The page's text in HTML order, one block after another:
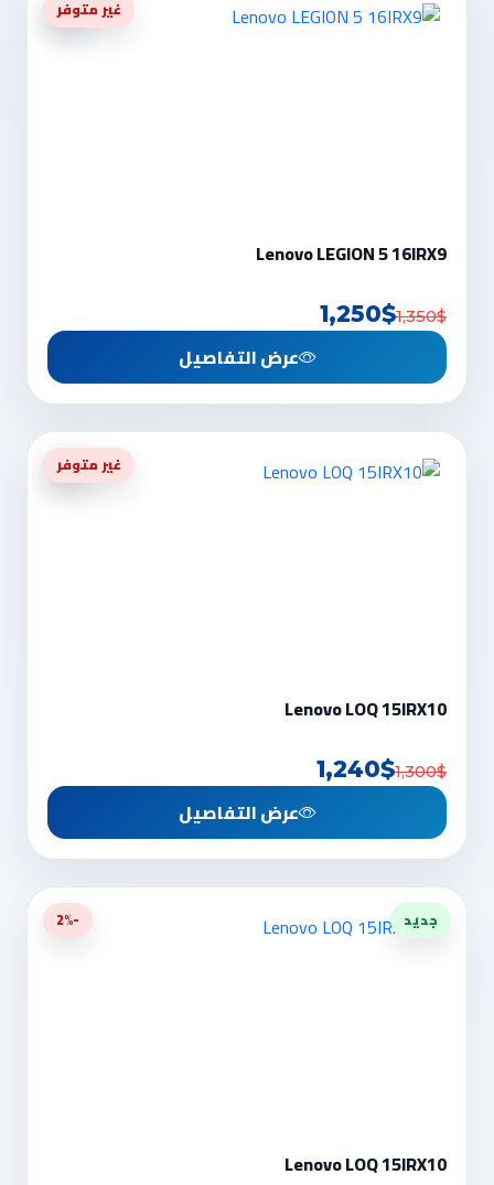
-7%
غير متوفر
Lenovo LEGION 5 16IRX9
1,350$
1,250$
عرض التفاصيل
-5%
غير متوفر
Lenovo LOQ 15IRX10
1,300$
1,240$
عرض التفاصيل
جديد -2%
Lenovo LOQ 15IRX10